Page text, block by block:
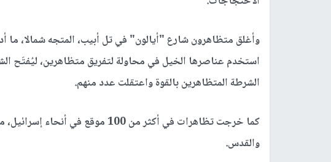
وأغلق متظاهرون شارع "أيالون" في تل أبيب، المتجه شمالا، ما
استخدم عناصرها الخيل في محاولة لتفريق متظاهرين، ليُفتَح
الشرطة المتظاهرين بالقوة واعتقلت عدد منهم.
والقدس.